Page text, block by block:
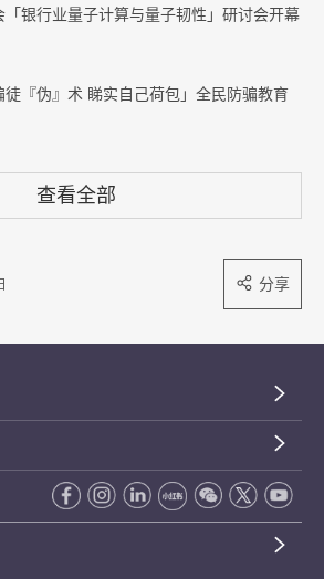
银行业量子计算与量子韧性」研讨会开幕
『伪』术 睇实自己荷包」全民防骗教育
查看全部
分享